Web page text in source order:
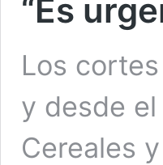
“Es
Los
y desde
Cereales